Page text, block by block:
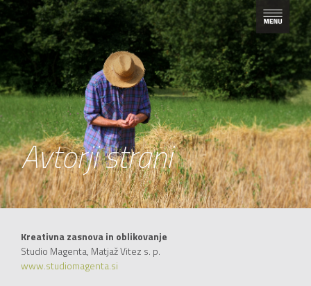
Avtorji strani
Kreativna zasnova in oblikovanje
Studio Magenta, Matjaž Vitez s. p.
www.studiomagenta.si